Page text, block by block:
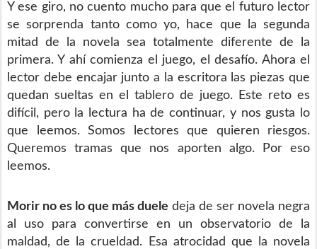
Y ese giro, no cuento mucho para que el futuro lector
se sorprenda tanto como yo, hace que la segunda
mitad de la novela sea totalmente diferente de la
primera. Y ahí comienza el juego, el desafío. Ahora el
lector debe encajar junto a la escritora las piezas que
quedan sueltas en el tablero de juego. Este reto es
difícil, pero la lectura ha de continuar, y nos gusta lo
que leemos. Somos lectores que quieren riesgos.
Queremos tramas que nos aporten algo. Por eso
leemos.
Morir no es lo que más duele deja de ser novela negra
al uso para convertirse en un observatorio de la
maldad, de la crueldad. Esa atrocidad que la novela